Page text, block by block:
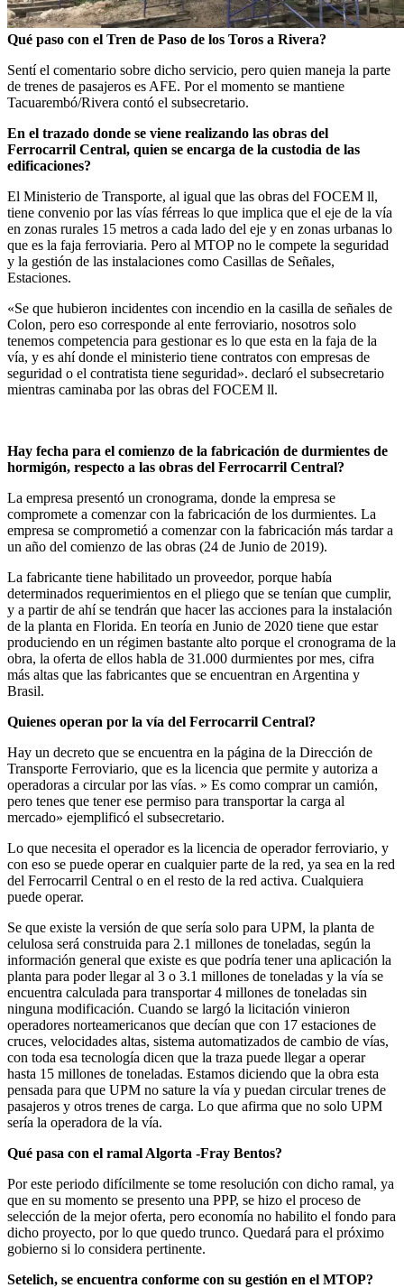
Qué paso con el Tren de Paso de los Toros a Rivera?
Sentí el comentario sobre dicho servicio, pero quien maneja la parte
de trenes de pasajeros es AFE. Por el momento se mantiene
Tacuarembó/Rivera contó el subsecretario.
En el trazado donde se viene realizando las obras del
Ferrocarril Central, quien se encarga de la custodia de las
edificaciones?
El Ministerio de Transporte, al igual que las obras del FOCEM ll,
tiene convenio por las vías férreas lo que implica que el eje de la vía
en zonas rurales 15 metros a cada lado del eje y en zonas urbanas lo
que es la faja ferroviaria. Pero al MTOP no le compete la seguridad
y la gestión de las instalaciones como Casillas de Señales,
Estaciones.
«Se que hubieron incidentes con incendio en la casilla de señales de
Colon, pero eso corresponde al ente ferroviario, nosotros solo
tenemos competencia para gestionar es lo que esta en la faja de la
vía, y es ahí donde el ministerio tiene contratos con empresas de
seguridad o el contratista tiene seguridad». declaró el subsecretario
mientras caminaba por las obras del FOCEM ll.
Hay fecha para el comienzo de la fabricación de durmientes de
hormigón, respecto a las obras del Ferrocarril Central?
La empresa presentó un cronograma, donde la empresa se
compromete a comenzar con la fabricación de los durmientes. La
empresa se comprometió a comenzar con la fabricación más tardar a
un año del comienzo de las obras (24 de Junio de 2019).
La fabricante tiene habilitado un proveedor, porque había
determinados requerimientos en el pliego que se tenían que cumplir,
y a partir de ahí se tendrán que hacer las acciones para la instalación
de la planta en Florida. En teoría en Junio de 2020 tiene que estar
produciendo en un régimen bastante alto porque el cronograma de la
obra, la oferta de ellos habla de 31.000 durmientes por mes, cifra
más altas que las fabricantes que se encuentran en Argentina y
Brasil.
Quienes operan por la vía del Ferrocarril Central?
Hay un decreto que se encuentra en la página de la Dirección de
Transporte Ferroviario, que es la licencia que permite y autoriza a
operadoras a circular por las vías. » Es como comprar un camión,
pero tenes que tener ese permiso para transportar la carga al
mercado» ejemplificó el subsecretario.
Lo que necesita el operador es la licencia de operador ferroviario, y
con eso se puede operar en cualquier parte de la red, ya sea en la red
del Ferrocarril Central o en el resto de la red activa. Cualquiera
puede operar.
Se que existe la versión de que sería solo para UPM, la planta de
celulosa será construida para 2.1 millones de toneladas, según la
información general que existe es que podría tener una aplicación la
planta para poder llegar al 3 o 3.1 millones de toneladas y la vía se
encuentra calculada para transportar 4 millones de toneladas sin
ninguna modificación. Cuando se largó la licitación vinieron
operadores norteamericanos que decían que con 17 estaciones de
cruces, velocidades altas, sistema automatizados de cambio de vías,
con toda esa tecnología dicen que la traza puede llegar a operar
hasta 15 millones de toneladas. Estamos diciendo que la obra esta
pensada para que UPM no sature la vía y puedan circular trenes de
pasajeros y otros trenes de carga. Lo que afirma que no solo UPM
sería la operadora de la vía.
Qué pasa con el ramal Algorta -Fray Bentos?
Por este periodo difícilmente se tome resolución con dicho ramal, ya
que en su momento se presento una PPP, se hizo el proceso de
selección de la mejor oferta, pero economía no habilito el fondo para
dicho proyecto, por lo que quedo trunco. Quedará para el próximo
gobierno si lo considera pertinente.
Setelich, se encuentra conforme con su gestión en el MTOP?